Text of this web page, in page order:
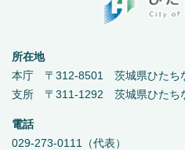
所在地
本庁 〒312-8501 茨城県ひたち
支所 〒311-1292 茨城県ひたち
電話
029-273-0111（代表）